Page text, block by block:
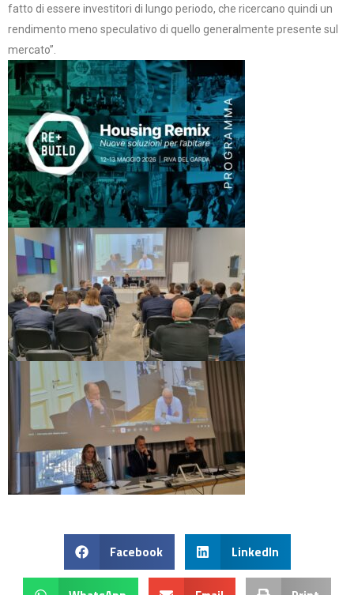
fatto di essere investitori di lungo periodo, che ricercano quindi un
rendimento meno speculativo di quello generalmente presente sul
mercato”.
Facebook LinkedIn